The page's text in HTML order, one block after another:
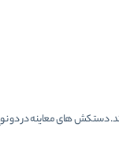
دستکش های معاینه در